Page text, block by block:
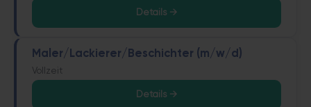
Details →
Maler/Lackierer/Beschichter (m/w/d)
Vollzeit
Details →